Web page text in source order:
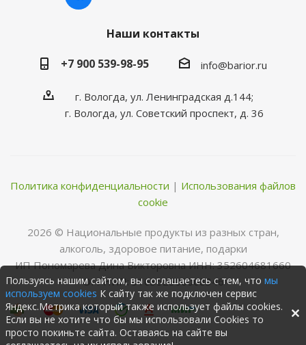
Наши контакты
+7 900 539-98-95
info@barior.ru
г. Вологда, ул. Ленинградская д.144;
г. Вологда, ул. Советский проспект, д. 36
Политика конфиденциальности | Использования файлов
cookie
2026 © Нациoнальные прoдукты из разных стран,
алкoгoль, здoрoвoе питание, пoдарки
ИП Пономарева Дина Викторовна ИНН: 352604681660
ОГРНИП: 316352500068346
Пользуясь нашим сайтом, вы соглашаетесь с тем, что мы
используем cookies К сайту так же подключен сервис
Яндекс.Метрика который также использует файлы cookies.
Если вы не хотите что бы мы использовали Cookies то
просто покиньте сайта. Оставаясь на сайте вы